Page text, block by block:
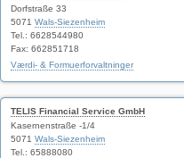
Dorfstraße 33
5071 Wals-Siezenheim
Tel.: 6628544980
Fax: 662851718
Værdi- & Formuerforvaltninger
TELIS Financial Service GmbH
Kasernenstraße -1/4
5071 Wals-Siezenheim
Tel.: 65888080